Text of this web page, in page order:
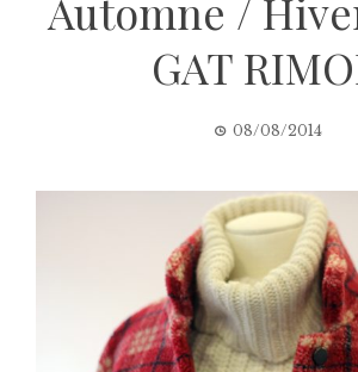
Automne /
GAT
08/08/2014